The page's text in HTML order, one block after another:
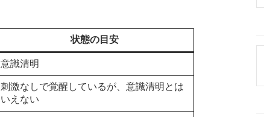
状態の目安
意識清明
刺激なしで覚醒しているが、意識清明とは
いえない